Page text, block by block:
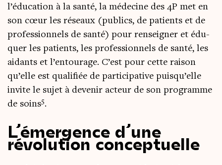
l’éducation à la san­té, la méde­cine des 4P met en
son cœur les réseaux (publics, de patients et de
pro­fes­sion­nels de san­té) pour ren­sei­gner et édu­
quer les patients, les pro­fes­sion­nels de san­té, les
aidants et l’entourage. C’est pour cette rai­son
qu’elle est qua­li­fiée de par­ti­ci­pa­tive puisqu’elle
invite le sujet à deve­nir acteur de son pro­gramme
de soins5.
L’émergence d’une
révolution conceptuelle